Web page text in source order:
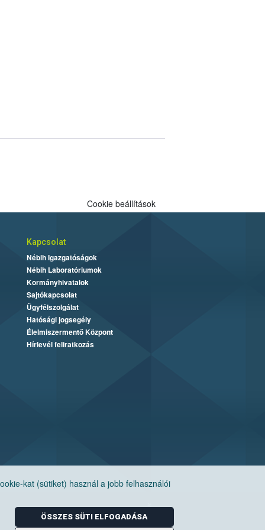
kat (sütiket) használ a jobb felhasználói
ÖSSZES SÜTI ELFOGADÁSA
Cookie beállítások
Kapcsolat
Nébih Igazgatóságok
Nébih Laboratóriumok
Kormányhivatalok
Sajtókapcsolat
Ügyfélszolgálat
Hatósági jogsegély
Élelmiszermentő Központ
Hírlevél feliratkozás